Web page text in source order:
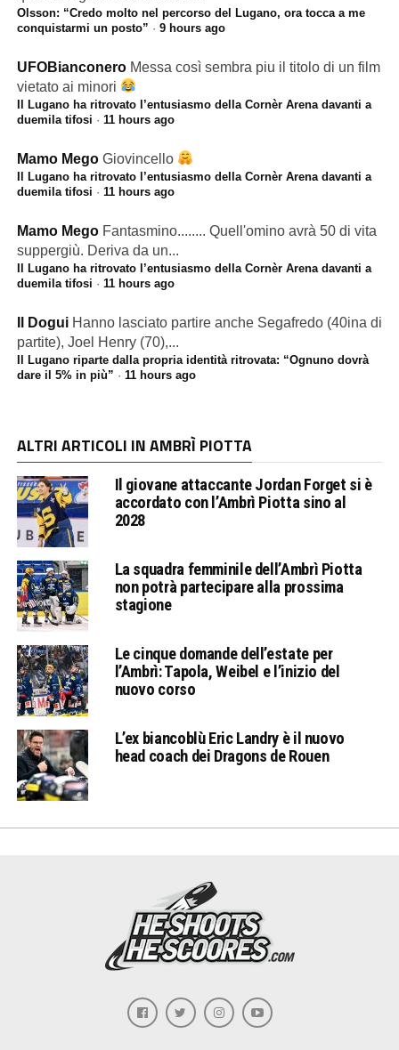
Olsson: “Credo molto nel percorso del Lugano, ora tocca a me
conquistarmi un posto” · 9 hours ago
UFOBianconero Messa così sembra piu il titolo di un film
vietato ai minori
Il Lugano ha ritrovato l’entusiasmo della Cornèr Arena davanti a
duemila tifosi · 11 hours ago
Mamo Mego Giovincello
Il Lugano ha ritrovato l’entusiasmo della Cornèr Arena davanti a
duemila tifosi · 11 hours ago
Mamo Mego Fantasmino........ Quell'omino avrà 50 di vita
suppergiù. Deriva da un...
Il Lugano ha ritrovato l’entusiasmo della Cornèr Arena davanti a
duemila tifosi · 11 hours ago
Il Dogui Hanno lasciato partire anche Segafredo (40ina di
partite), Joel Henry (70),...
Il Lugano riparte dalla propria identità ritrovata: “Ognuno dovrà
dare il 5% in più” · 11 hours ago
ALTRI ARTICOLI IN AMBRÌ PIOTTA
Il giovane attaccante Jordan Forget si è
accordato con l’Ambrì Piotta sino al
2028
La squadra femminile dell’Ambrì Piotta
non potrà partecipare alla prossima
stagione
Le cinque domande dell’estate per
l’Ambrì: Tapola, Weibel e l’inizio del
nuovo corso
L’ex biancoblù Eric Landry è il nuovo
head coach dei Dragons de Rouen